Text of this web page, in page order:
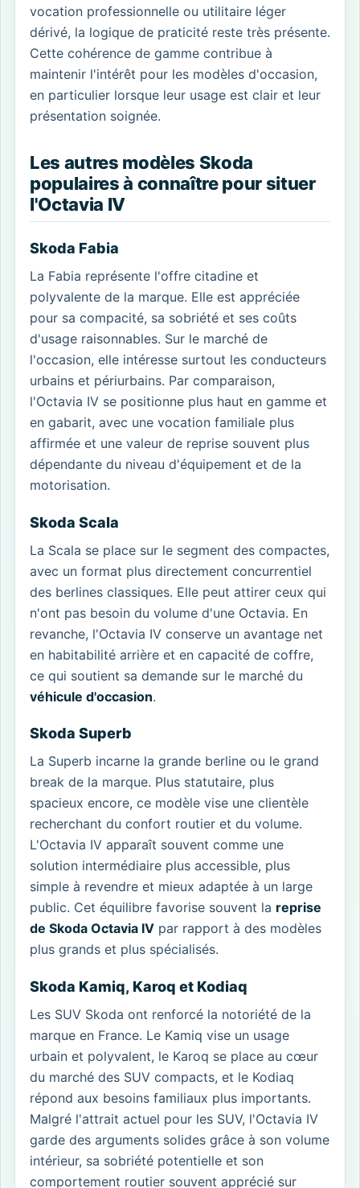
vocation professionnelle ou utilitaire léger
dérivé, la logique de praticité reste très présente.
Cette cohérence de gamme contribue à
maintenir l'intérêt pour les modèles d'occasion,
en particulier lorsque leur usage est clair et leur
présentation soignée.
Les autres modèles Skoda
populaires à connaître pour situer
l'Octavia IV
Skoda Fabia
La Fabia représente l'offre citadine et
polyvalente de la marque. Elle est appréciée
pour sa compacité, sa sobriété et ses coûts
d'usage raisonnables. Sur le marché de
l'occasion, elle intéresse surtout les conducteurs
urbains et périurbains. Par comparaison,
l'Octavia IV se positionne plus haut en gamme et
en gabarit, avec une vocation familiale plus
affirmée et une valeur de reprise souvent plus
dépendante du niveau d'équipement et de la
motorisation.
Skoda Scala
La Scala se place sur le segment des compactes,
avec un format plus directement concurrentiel
des berlines classiques. Elle peut attirer ceux qui
n'ont pas besoin du volume d'une Octavia. En
revanche, l'Octavia IV conserve un avantage net
en habitabilité arrière et en capacité de coffre,
ce qui soutient sa demande sur le marché du
véhicule d'occasion.
Skoda Superb
La Superb incarne la grande berline ou le grand
break de la marque. Plus statutaire, plus
spacieux encore, ce modèle vise une clientèle
recherchant du confort routier et du volume.
L'Octavia IV apparaît souvent comme une
solution intermédiaire plus accessible, plus
simple à revendre et mieux adaptée à un large
public. Cet équilibre favorise souvent la reprise
de Skoda Octavia IV par rapport à des modèles
plus grands et plus spécialisés.
Skoda Kamiq, Karoq et Kodiaq
Les SUV Skoda ont renforcé la notoriété de la
marque en France. Le Kamiq vise un usage
urbain et polyvalent, le Karoq se place au cœur
du marché des SUV compacts, et le Kodiaq
répond aux besoins familiaux plus importants.
Malgré l'attrait actuel pour les SUV, l'Octavia IV
garde des arguments solides grâce à son volume
intérieur, sa sobriété potentielle et son
comportement routier souvent apprécié sur